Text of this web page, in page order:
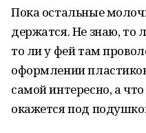
Пока остальные
держатся. Не знаю, то
то ли у фей там
оформлении
самой интересно, а
окажется под